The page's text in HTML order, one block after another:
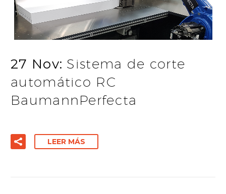
27 Nov: Sistema de corte
automático RC
BaumannPerfecta
LEER MÁS